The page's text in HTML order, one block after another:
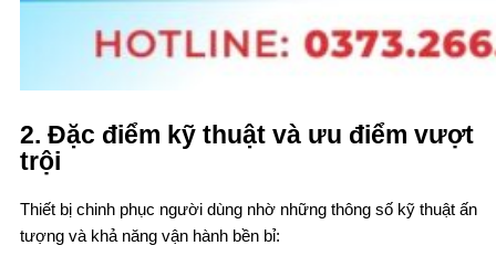
2. Đặc điểm kỹ thuật và ưu điểm vượt
trội
Thiết bị chinh phục người dùng nhờ những thông số kỹ thuật ấn
tượng và khả năng vận hành bền bỉ: